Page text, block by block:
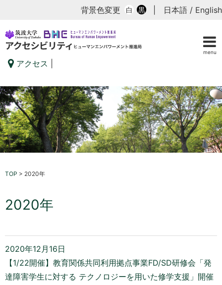
menu
背景色変更 白 黒 日本語 / English
アクセス
TOP > 2020年
2020年
2020年12月16日
【1/22開催】教育関係共同利用拠点事業FD/SD研修会「発
達障害学生に対する テクノロジーを用いた修学支援」開催